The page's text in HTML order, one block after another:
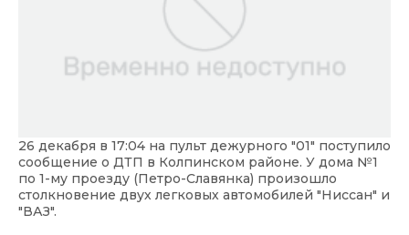
26 декабря в 17:04 на пульт дежурного "01" поступило
сообщение о ДТП в Колпинском районе. У дома №1
по 1-му проезду (Петро-Славянка) произошло
столкновение двух легковых автомобилей "Ниссан" и
"ВАЗ".